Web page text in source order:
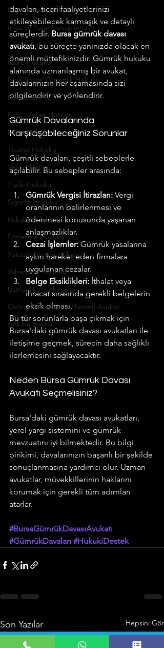
Gayrimenkul Hukuku
İnfaz ve Yatar Hesaplama
İcra Hukuku
İdare Hukuku
İş ve Sosyal Güvenlik Hukuku
Makalelerimiz
Polis - Asker Hukuku
Miras Hukuku
Ticaret Hukuku
Vergi Hukuku
Trafik Hukuku
Sigorta Hukuku
Rekabet Hukuku
Sözleşme Hukuku
Yükseköğretim Hukuku
Yabancılar Hukuku
Uzmanlık Alanlarımız
Online Danışmanlık Hizmeti Avukat
Ankara Bilişim
davaları, ticari faaliyetlerinizi
etkileyebilecek karmaşık ve detaylı
süreçlerdir. Bursa gümrük davası
avukatı, bu süreçte yanınızda olacak en
önemli müttefikinizdir. Gümrük hukuku
alanında uzmanlaşmış bir avukat,
davalarınızın her aşamasında sizi
bilgilendirir ve yönlendirir.
Gümrük Davalarında
Karşılaşabileceğiniz Sorunlar
Gümrük davaları, çeşitli sebeplerle
açılabilir. Bu sebepler arasında:
Gümrük Vergisi İtirazları: Vergi
oranlarının belirlenmesi ve
ödenmesi konusunda yaşanan
anlaşmazlıklar.
Cezai İşlemler: Gümrük yasalarına
aykırı hareket eden firmalara
uygulanan cezalar.
Belge Eksiklikleri: İthalat veya
ihracat sırasında gerekli belgelerin
eksik olması.
Bu tür sorunlarla başa çıkmak için
Bursa'daki gümrük davası avukatları ile
iletişime geçmek, sürecin daha sağlıklı
ilerlemesini sağlayacaktır.
Neden Bursa Gümrük Davası
Avukatı Seçmelisiniz?
Bursa'daki gümrük davası avukatları,
yerel yargı sistemini ve gümrük
mevzuatını iyi bilmektedir. Bu bilgi
birikimi, davalarınızın başarılı bir şekilde
sonuçlanmasına yardımcı olur. Uzman
avukatlar, müvekkillerinin haklarını
korumak için gerekli tüm adımları
atarlar.
#BursaGümrükDavasıAvukatı
#GümrükDavaları #HukukiDestek
Son Yazılar Hepsini Gör